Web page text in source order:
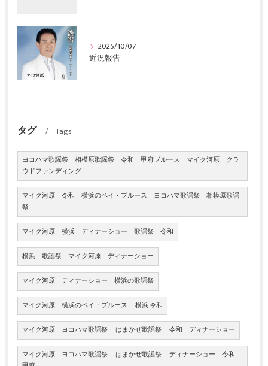
2025/10/07
近況報告
タグ Tags
ヨコハマ歌謡祭 相模原歌謡祭 令和 甲府ブルース マイク河原 クラ
ウドファンディング
マイク河原 令和 横浜のベイ・ブルース ヨコハマ歌謡祭 相模原歌謡
祭
マイク河原 横浜 ディナーショー 歌謡祭 令和
横浜 歌謡祭 マイク河原 ディナーショー
マイク河原 ディナーショー 横浜の歌謡祭
マイク河原 横浜のベイ・ブルース 横浜 令和
マイク河原 ヨコハマ歌謡祭 はまかぜ歌謡祭 令和 ディナーショー
マイク河原 ヨコハマ歌謡祭 はまかぜ歌謡祭 ディナーショー 令和